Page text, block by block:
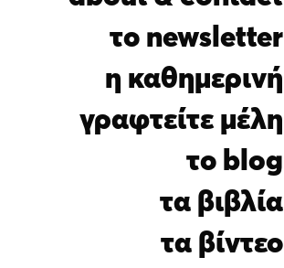
το newsletter
η καθημερινή
γραφτείτε μέλη
το blog
τα βιβλία
τα βίντεο